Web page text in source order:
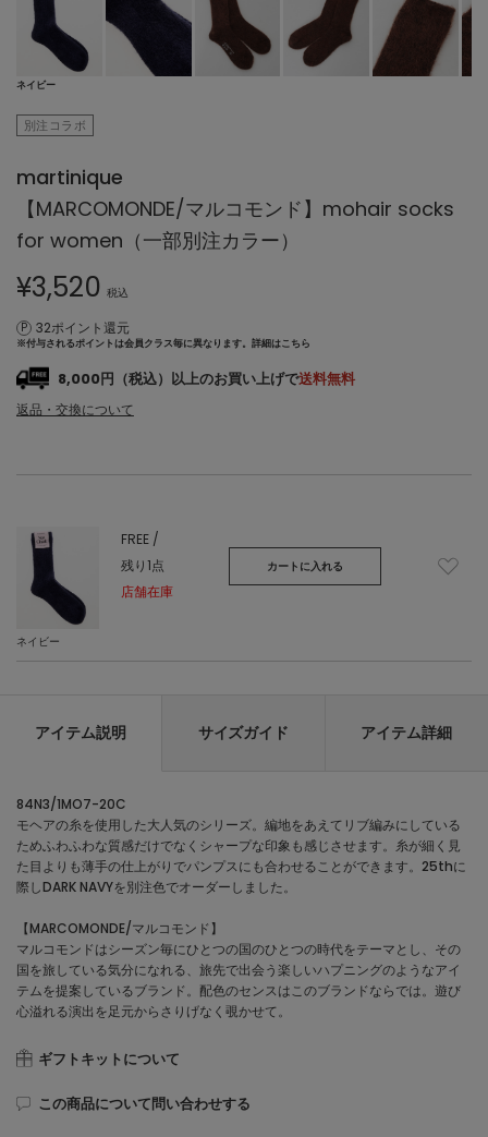
ネイビー
別注コラボ
martinique
【MARCOMONDE/マルコモンド】mohair socks
for women（一部別注カラー）
¥3,520 税込
32ポイント還元
※付与されるポイントは会員クラス毎に異なります。 詳細はこちら
8,000円（税込）以上のお買い上げで送料無料
返品・交換について
ネイビー
FREE /
残り1点
店舗在庫
カートに入れる
アイテム説明 サイズガイド アイテム詳細
84N3/1MO7-20C
モヘアの糸を使用した大人気のシリーズ。編地をあえてリブ編みにしている
ためふわふわな質感だけでなくシャープな印象も感じさせます。糸が細く見
た目よりも薄手の仕上がりでパンプスにも合わせることができます。25thに
際しDARK NAVYを別注色でオーダーしました。
【MARCOMONDE/マルコモンド】
マルコモンドはシーズン毎にひとつの国のひとつの時代をテーマとし、その
国を旅している気分になれる、旅先で出会う楽しいハプニングのようなアイ
テムを提案しているブランド。配色のセンスはこのブランドならでは。遊び
心溢れる演出を足元からさりげなく覗かせて。
ギフトキットについて
この商品について問い合わせする